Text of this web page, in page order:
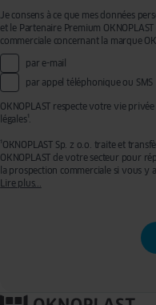
Je consens à ce que mes données
et le Partenaire Premium
commerciale concernant la marque
par e-mail
par appel téléphonique ou SMS
OKNOPLAST respecte votre vie
légales¹.
¹OKNOPLAST Sp. z o.o. traite et
OKNOPLAST de votre secteur pour
la prospection commerciale si vous y
l’établissement de votre devis. Vous
retrait de votre consentement ainsi
traitement et à la portabilité que vous
Lire plus...